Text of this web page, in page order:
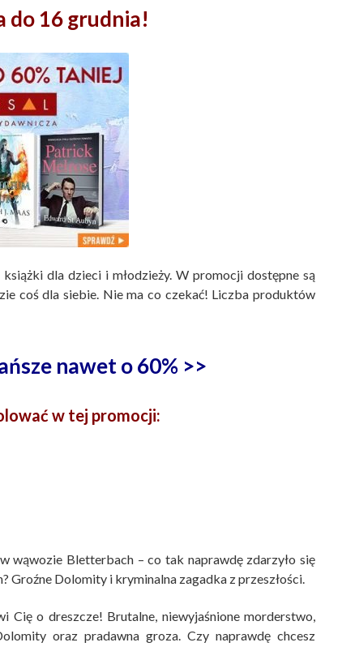
do 16 grudnia!
dla dzieci i młodzieży. W promocji dostępne są
coś dla siebie. Nie ma co czekać! Liczba produktów
nawet o 60% >>
w tej promocji:
wąwozie Bletterbach – co tak naprawdę zdarzyło się
Groźne Dolomity i kryminalna zagadka z przeszłości.
Cię o dreszcze! Brutalne, niewyjaśnione morderstwo,
oraz pradawna groza. Czy naprawdę chcesz